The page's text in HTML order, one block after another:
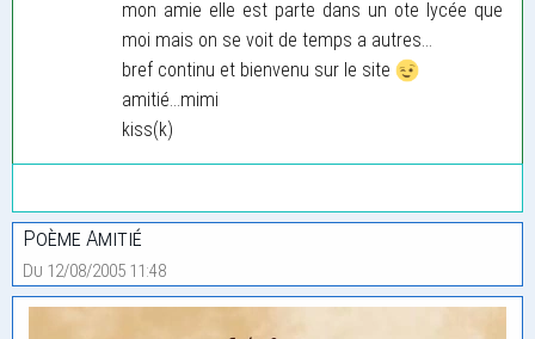
mon amie elle est parte dans un ote lycée que
moi mais on se voit de temps a autres...
bref continu et bienvenu sur le site
amitié...mimi
kiss(k)
Poème Amitié
Du 12/08/2005 11:48